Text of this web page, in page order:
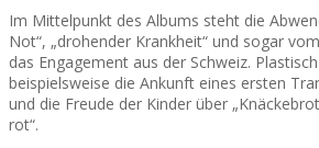
Im Mittelpunkt des Albums steht die
Not“, „drohender Krankheit“ und sogar
das Engagement aus der Schweiz.
beispielsweise die Ankunft eines ersten
und die Freude der Kinder über
rot“.